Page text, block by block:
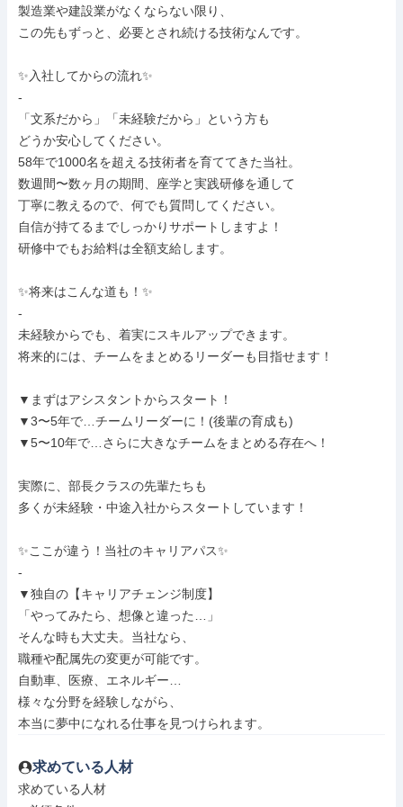
製造業や建設業がなくならない限り、
この先もずっと、必要とされ続ける技術なんです。
✨入社してからの流れ✨
-
「文系だから」「未経験だから」という方も
どうか安心してください。
58年で1000名を超える技術者を育ててきた当社。
数週間〜数ヶ月の期間、座学と実践研修を通して
丁寧に教えるので、何でも質問してください。
自信が持てるまでしっかりサポートしますよ！
研修中でもお給料は全額支給します。
✨将来はこんな道も！✨
-
未経験からでも、着実にスキルアップできます。
将来的には、チームをまとめるリーダーも目指せます！
▼まずはアシスタントからスタート！
▼3〜5年で…チームリーダーに！(後輩の育成も)
▼5〜10年で…さらに大きなチームをまとめる存在へ！
実際に、部長クラスの先輩たちも
多くが未経験・中途入社からスタートしています！
✨ここが違う！当社のキャリアパス✨
-
▼独自の【キャリアチェンジ制度】
「やってみたら、想像と違った…」
そんな時も大丈夫。当社なら、
職種や配属先の変更が可能です。
自動車、医療、エネルギー…
様々な分野を経験しながら、
本当に夢中になれる仕事を見つけられます。
求めている人材
求めている人材